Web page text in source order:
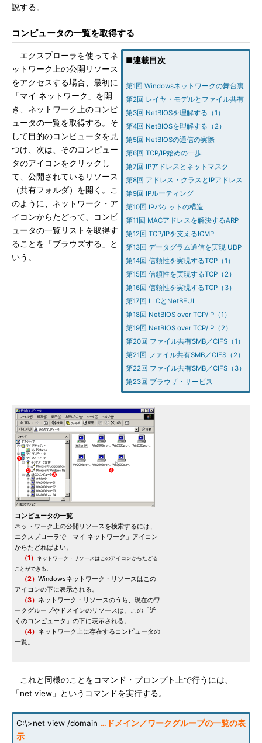
説する。
コンピュータの一覧を取得する
■連載目次
第1回 Windowsネットワークの舞台裏
第2回 レイヤ・モデルとファイル共有
第3回 NetBIOSを理解する（1）
第4回 NetBIOSを理解する（2）
第5回 NetBIOSの通信の実際
第6回 TCP/IP始めの一歩
第7回 IPアドレスとネットマスク
第8回 アドレス・クラスとIPアドレス
第9回 IPルーティング
第10回 IPパケットの構造
第11回 MACアドレスを解決するARP
第12回 TCP/IPを支えるICMP
第13回 データグラム通信を実現 UDP
第14回 信頼性を実現するTCP（1）
第15回 信頼性を実現するTCP（2）
第16回 信頼性を実現するTCP（3）
第17回 LLCとNetBEUI
第18回 NetBIOS over TCP/IP（1）
第19回 NetBIOS over TCP/IP（2）
第20回 ファイル共有SMB／CIFS（1）
第21回 ファイル共有SMB／CIFS（2）
第22回 ファイル共有SMB／CIFS（3）
第23回 ブラウザ・サービス
エクスプローラを使ってネ
ットワーク上の公開リソース
をアクセスする場合、最初に
「マイ ネットワーク」を開
き、ネットワーク上のコンピ
ュータの一覧を取得する。そ
して目的のコンピュータを見
つけ、次は、そのコンピュー
タのアイコンをクリックし
て、公開されているリソース
（共有フォルダ）を開く。こ
のように、ネットワーク・ア
イコンからたどって、コンピ
ュータの一覧リストを取得す
ることを「ブラウズする」と
いう。
コンピュータの一覧
ネットワーク上の公開リソースを検索するには、
エクスプローラで「マイ ネットワーク」アイコン
からたどればよい。
（1） ネットワーク・リソースはこのアイコンからたどる
ことができる。
（2） Windowsネットワーク・リソースはこの
アイコンの下に表示される。
（3） ネットワーク・リソースのうち、現在のワ
ークグループやドメインのリソースは、この「近
くのコンピュータ」の下に表示される。
（4） ネットワーク上に存在するコンピュータの
一覧。
これと同様のことをコマンド・プロンプト上で行うには、
「net view」というコマンドを実行する。
C:\>net view /domain …ドメイン／ワークグループの一覧の表
示